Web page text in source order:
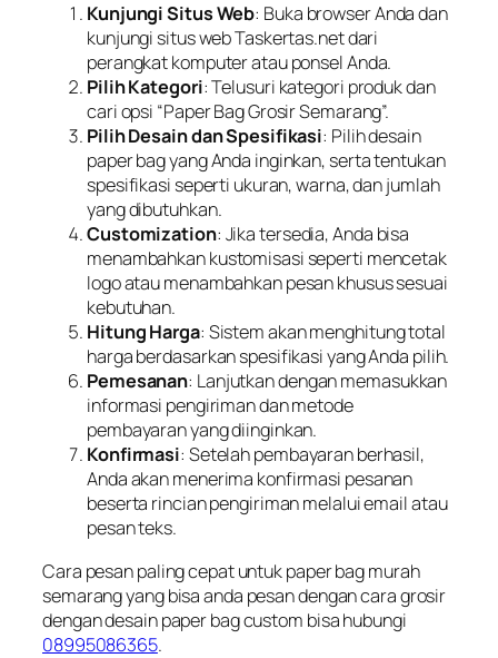
Kunjungi Situs Web: Buka browser Anda dan
kunjungi situs web Taskertas.net dari
perangkat komputer atau ponsel Anda.
Pilih Kategori: Telusuri kategori produk dan
cari opsi “Paper Bag Grosir Semarang”.
Pilih Desain dan Spesifikasi: Pilih desain
paper bag yang Anda inginkan, serta tentukan
spesifikasi seperti ukuran, warna, dan jumlah
yang dibutuhkan.
Customization: Jika tersedia, Anda bisa
menambahkan kustomisasi seperti mencetak
logo atau menambahkan pesan khusus sesuai
kebutuhan.
Hitung Harga: Sistem akan menghitung total
harga berdasarkan spesifikasi yang Anda pilih.
Pemesanan: Lanjutkan dengan memasukkan
informasi pengiriman dan metode
pembayaran yang diinginkan.
Konfirmasi: Setelah pembayaran berhasil,
Anda akan menerima konfirmasi pesanan
beserta rincian pengiriman melalui email atau
pesan teks.
Cara pesan paling cepat untuk paper bag murah
semarang yang bisa anda pesan dengan cara grosir
dengan desain paper bag custom bisa hubungi
08995086365.